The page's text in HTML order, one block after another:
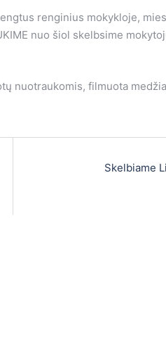
renginius mokykloje,
nuo šiol skelbsime
nuotraukomis, filmuota
Skelbiame